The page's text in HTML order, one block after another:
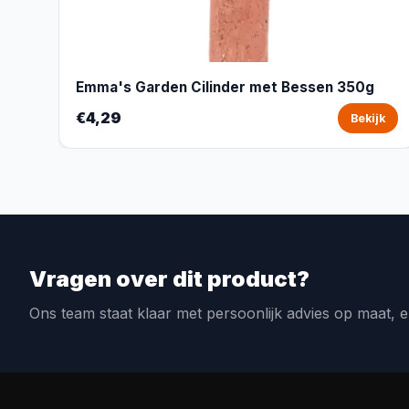
Emma's Garden Cilinder met Bessen 350g
€4,29 Bekijk
Vragen over dit product?
Ons team staat klaar met persoonlijk advies op maat,